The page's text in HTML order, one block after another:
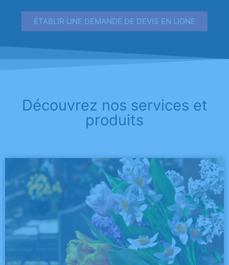
ÉTABLIR UNE DEMANDE DE DEVIS EN LIGNE
Découvrez nos services et
produits